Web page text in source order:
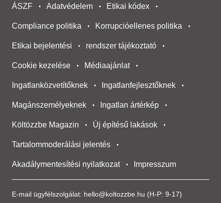
E-mail ügyfélszolgálat: hello@koltozzbe.hu (H-P: 9-17)
ÁSZF Adatvédelem Etikai kódex
Compliance politika Korrupcióellenes politika
Etikai bejelentési rendszer tájékoztató
Cookie kezelése Médiaajánlat
Ingatlanközvetítőknek Ingatlanfejlesztőknek
Magánszemélyeknek Ingatlan ártérkép
Költözzbe Magazin Új építésű lakások
Tartalommoderálási jelentés
Akadálymentesítési nyilatkozat Impresszum